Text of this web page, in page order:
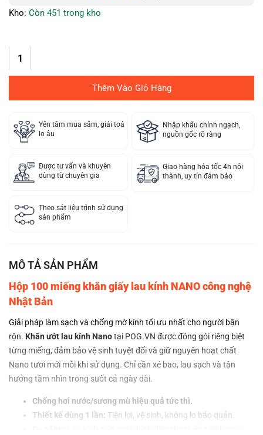
Kho: Còn 451 trong kho
Thêm Vào Giỏ Hàng
Yên tâm mua sắm, giải toả
lo âu
Nhập khẩu chính ngạch,
nguồn gốc rõ ràng
Được tư vấn và khuyên
dùng từ chuyên gia
Giao hàng hỏa tốc 4h nội
thành, uy tín đảm bảo
Theo sát liệu trình sử dụng
sản phẩm
MÔ TẢ SẢN PHẨM
Hộp 100 miếng khăn giấy lau kính NANO công nghệ
Nhật Bản
Giải pháp làm sạch và chống mờ kính tối ưu nhất cho người bận
rộn. Khăn ướt lau kính Nanotại POG.VN được đóng gói riêng biệt
từng miếng, đảm bảo vệ sinh tuyệt đối và giữ nguyên hoạt chất
Nano tươi mới mỗi khi sử dụng. Chỉ cần xé bao, lau sạch và tận
hưởng tầm nhìn trong suốt cả ngày dài.
Chống hơi nước/sương mù hiệu quả tức thì.
Thiết kế dùng 1 lần: Tiện lợi, vệ sinh, không lo bảo quản.